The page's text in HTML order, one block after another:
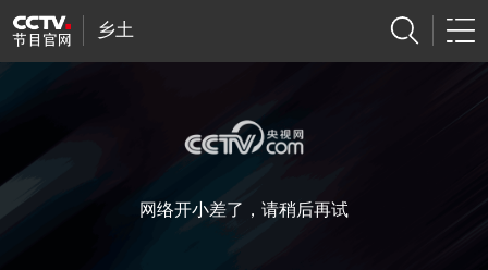
乡土
网络开小差了，请稍后再试